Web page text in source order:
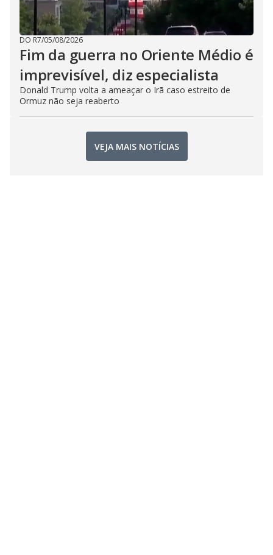
DO R7/05/08/2026
Fim da guerra no Oriente Médio é
imprevisível, diz especialista
Donald Trump volta a ameaçar o Irã caso estreito de
Ormuz não seja reaberto
VEJA MAIS NOTÍCIAS